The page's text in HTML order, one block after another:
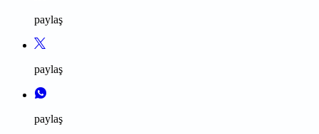
paylaş
paylaş
paylaş